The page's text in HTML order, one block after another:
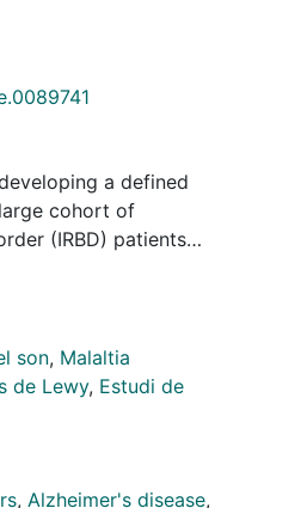
a defined
cohort of
(IRBD) patients
Kaplan-Meier
in all the
and followed-up in
November 1991
174 patients
risk of a defined
time of IRBD
son, Malaltia
de Lewy, Estudi de
, Alzheimer's disease,